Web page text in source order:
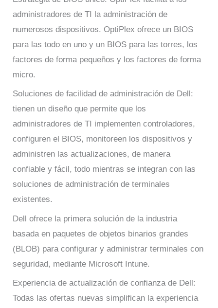
administradores de TI la administración de
numerosos dispositivos. OptiPlex ofrece un BIOS
para las todo en uno y un BIOS para las torres, los
factores de forma pequeños y los factores de forma
micro.
Soluciones de facilidad de administración de Dell:
tienen un diseño que permite que los
administradores de TI implementen controladores,
configuren el BIOS, monitoreen los dispositivos y
administren las actualizaciones, de manera
confiable y fácil, todo mientras se integran con las
soluciones de administración de terminales
existentes.
Dell ofrece la primera solución de la industria
basada en paquetes de objetos binarios grandes
(BLOB) para configurar y administrar terminales con
seguridad, mediante Microsoft Intune.
Experiencia de actualización de confianza de Dell:
Todas las ofertas nuevas simplifican la experiencia